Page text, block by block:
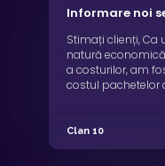
Informare noi
Stimați clienți, Ca
natură
a costurilor, am
costul pachetelor
asupra
Clan 10